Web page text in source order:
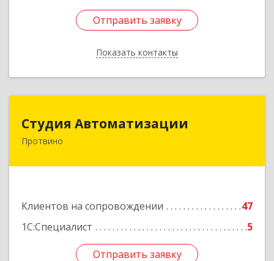
Отправить заявку
Показать контакты
Отправить заявку
Назад
Студия Автоматизации
Протвино
Клиентов на сопровождении
47
1С:Специалист
5
Отправить заявку
142281, Московская обл, Протвино г, Ленина
Отправить заявку